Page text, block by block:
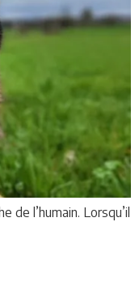
de l’humain. Lorsqu’il